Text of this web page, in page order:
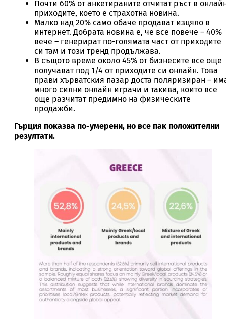
Почти 60% от анкетираните отчитат ръст в
приходите, което е страхотна новина.
Малко над 20% само обаче продават изцяло в
интернет. Добрата новина е, че все повече – 40%
вече – генерират по-голямата част от приходите
си там и този тренд продължава.
В същото време около 45% от бизнесите все още
получават под 1/4 от приходите си онлайн. Това
прави хърватския пазар доста поляризиран –
много силни онлайн играчи и такива, които все
още разчитат предимно на физическите
продажби.
Гърция показва по-умерени, но все пак положителни
резултати.